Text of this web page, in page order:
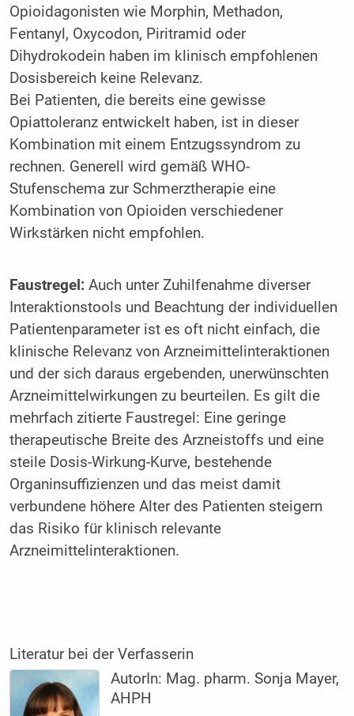
Opioidagonisten wie Morphin, Methadon,
Fentanyl, Oxycodon, Piritramid oder
Dihydrokodein haben im klinisch empfohlenen
Dosisbereich keine Relevanz.
Bei Patienten, die bereits eine gewisse
Opiattoleranz entwickelt haben, ist in dieser
Kombination mit einem Entzugssyndrom zu
rechnen. Generell wird gemäß WHO-
Stufenschema zur Schmerztherapie eine
Kombination von Opioiden verschiedener
Wirkstärken nicht empfohlen.
Faustregel:Auch unter Zuhilfenahme diverser
Interaktionstools und Beachtung der individuellen
Patientenparameter ist es oft nicht einfach, die
klinische Relevanz von Arzneimittelinterak­tionen
und der sich daraus ergebenden, unerwünschten
Arzneimittelwirkungen zu beurteilen. Es gilt die
mehrfach zitierte Faustregel: Eine geringe
therapeutische Breite des Arzneistoffs und eine
steile Dosis-Wirkung-Kurve, bestehende
Organinsuffizienzen und das meist damit
verbundene höhere Alter des Patienten steigern
das Risiko für klinisch relevante
Arzneimittelinteraktionen.
Literatur bei der Verfasserin
AutorIn: Mag. pharm. Sonja Mayer,
AHPH